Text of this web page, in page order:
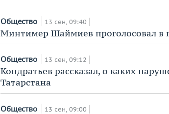
Общество 13 сен, 09:40
Минтимер Шаймиев проголосовал в
Общество 13 сен, 09:12
Кондратьев рассказал, о каких
Татарстана
Общество 13 сен, 09:00